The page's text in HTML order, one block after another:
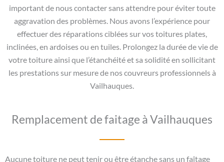
important de nous contacter sans attendre pour éviter toute
aggravation des problèmes. Nous avons l’expérience pour
effectuer des réparations ciblées sur vos toitures plates,
inclinées, en ardoises ou en tuiles. Prolongez la durée de vie de
votre toiture ainsi que l’étanchéité et sa solidité en sollicitant
les prestations sur mesure de nos couvreurs professionnels à
Vailhauques.
Remplacement de faitage à Vailhauques
Aucune toiture ne peut tenir ou être étanche sans un faîtage